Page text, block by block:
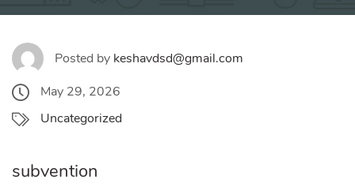
Posted by keshavdsd@gmail.com
May 29, 2026
Uncategorized
subvention